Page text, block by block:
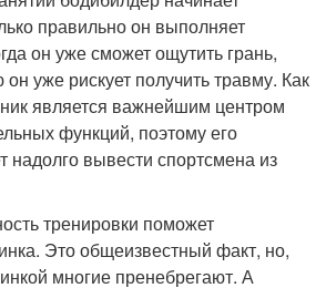
правильно он выполняет
он уже сможет ощутить грань,
уже рискует получить травму. Как
является важнейшим центром
функций, поэтому его
вывести спортсмена из
тренировки поможет
Это общеизвестный факт, но,
многие пренебрегают. А